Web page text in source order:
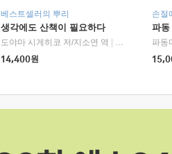
베스트셀러의 뿌리
생각에도 산책이 필요하다
도야마 시게히코 저/지소연 역
알에이치코리
14,400원
손절
파동
파동